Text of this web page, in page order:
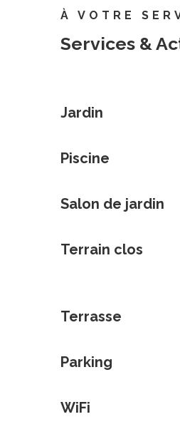
À VOTRE
Services &
Jardin
Piscine
Salon de jardin
Terrain clos
Terrasse
Parking
WiFi